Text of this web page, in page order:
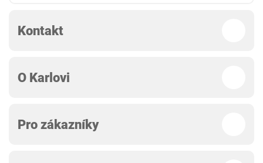
Kontakt
O Karlovi
Pro zákazníky